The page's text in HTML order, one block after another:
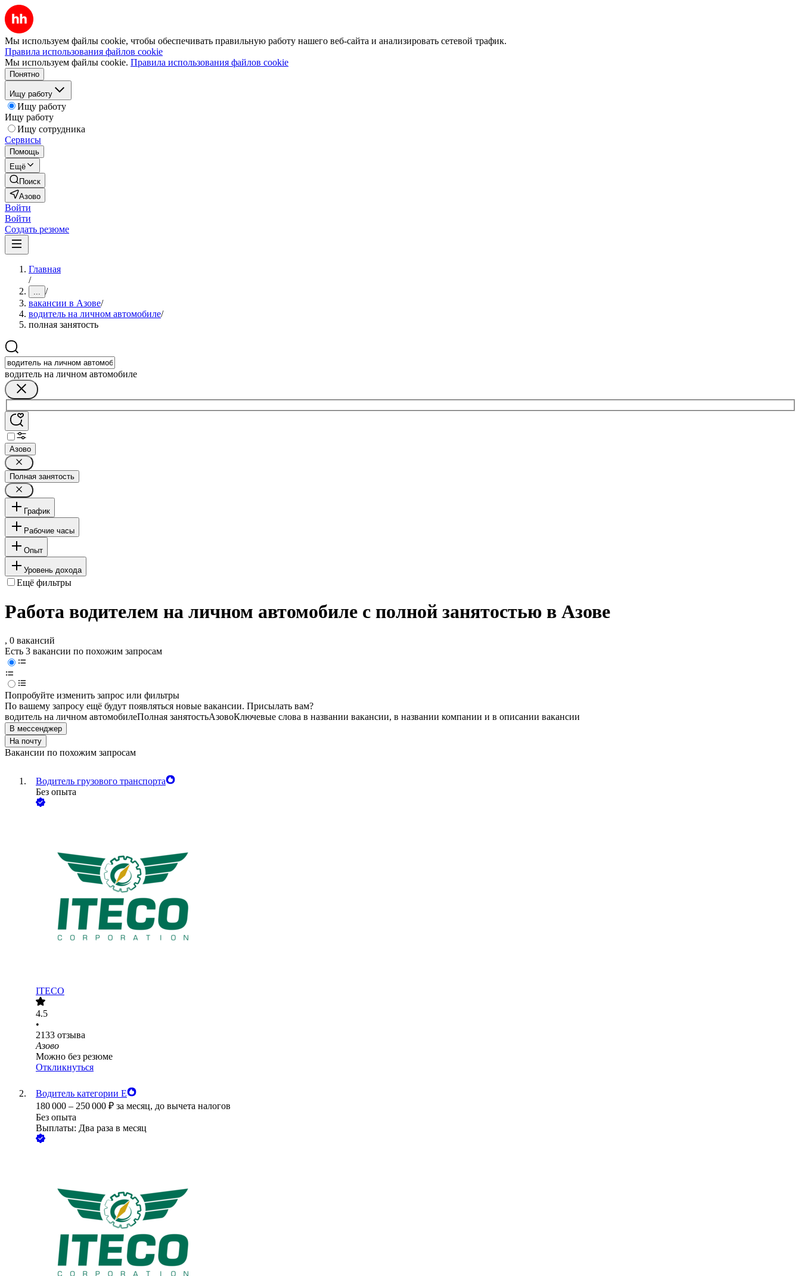
Мы используем файлы cookie, чтобы обеспечивать правильную работу нашего веб-сайта и анализировать сетевой трафик.
Правила использования файлов cookie
Мы используем файлы cookie. Правила использования файлов cookie
Понятно
Ищу работу
Ищу работу
Ищу работу
Ищу сотрудника
Сервисы
Помощь
Ещё
Поиск
Азово
Войти
Войти
Создать резюме
Главная
/
... /
вакансии в Азове/
водитель на личном автомобиле/
полная занятость
водитель на личном автомобиле
Азово
Полная занятость
График
Рабочие часы
Опыт
Уровень дохода
Ещё фильтры
Работа водителем на личном автомобиле с полной занятостью в Азове
, 0 вакансий
Есть 3 вакансии по похожим запросам
Попробуйте изменить запрос или фильтры
По вашему запросу ещё будут появляться новые вакансии. Присылать вам?
водитель на личном автомобилеПолная занятостьАзовоКлючевые слова в названии вакансии, в названии компании и в описании вакансии
В мессенджер
На почту
Вакансии по похожим запросам
Водитель грузового транспорта
Без опыта
ITECO
4.5
•
2133 отзыва
Азово
Можно без резюме
Откликнуться
Водитель категории Е
180 000 – 250 000 ₽ за месяц, до вычета налогов
Без опыта
Выплаты: Два раза в месяц